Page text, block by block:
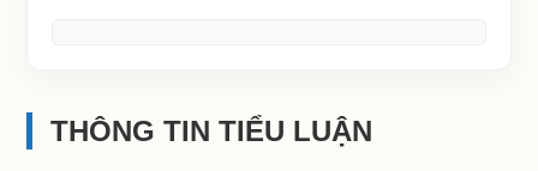
THÔNG TIN TIỂU LUẬN